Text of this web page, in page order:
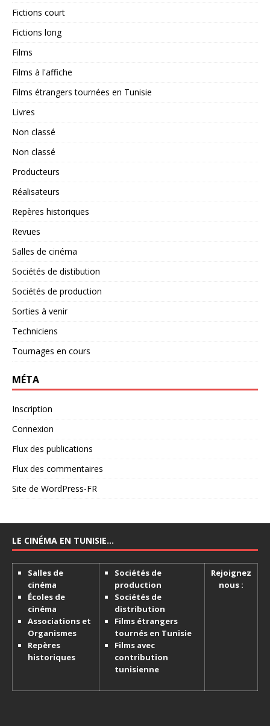
Fictions court
Fictions long
Films
Films à l'affiche
Films étrangers tournées en Tunisie
Livres
Non classé
Non classé
Producteurs
Réalisateurs
Repères historiques
Revues
Salles de cinéma
Sociétés de distibution
Sociétés de production
Sorties à venir
Techniciens
Tournages en cours
MÉTA
Inscription
Connexion
Flux des publications
Flux des commentaires
Site de WordPress-FR
LE CINÉMA EN TUNISIE…
Salles de
cinéma
Écoles de
cinéma
Associations et
Organismes
Repères
historiques
Sociétés de
production
Sociétés de
distribution
Films étrangers
tournés en Tunisie
Films avec
contribution
tunisienne
Rejoignez
nous :